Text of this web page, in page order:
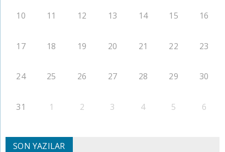
10 11 12 13 14 15 16
17 18 19 20 21 22 23
24 25 26 27 28 29 30
31 1 2 3 4 5 6
SON YAZILAR